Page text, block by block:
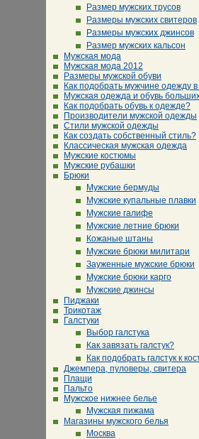
Размер мужских трусов
Размеры мужских свитеров
Размеры мужских джинсов
Размер мужских кальсон
Мужская мода
Мужская мода 2012
Размеры мужской обуви
Как подобрать мужчине одежду
Мужская одежда и обувь
Как подобрать обувь к одежде?
Производители мужской одежды
Стили мужской одежды
Как создать собственный стиль?
Классическая мужская одежда
Мужские костюмы
Мужские рубашки
Брюки
Мужские бермуды
Мужские купальные плавки
Мужские галифе
Мужские летние брюки
Кожаные штаны
Мужские брюки милитари
Зауженные мужские брюки
Мужские брюки карго
Мужские джинсы
Пиджаки
Трикотаж
Галстуки
Выбор галстука
Как завязать галстук?
Как подобрать галстук к
Джемпера, пуловеры, свитера
Плащи
Пальто
Мужское нижнее белье
Мужская пижама
Магазины мужского белья
Москва